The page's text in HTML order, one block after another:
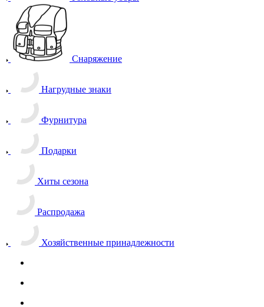
Снаряжение
Нагрудные знаки